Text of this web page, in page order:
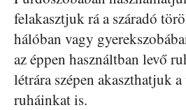
felakasztjuk rá a száradó
hálóban vagy
az éppen használtban levő
létrára szépen akaszthatjuk
ruháinkat is.